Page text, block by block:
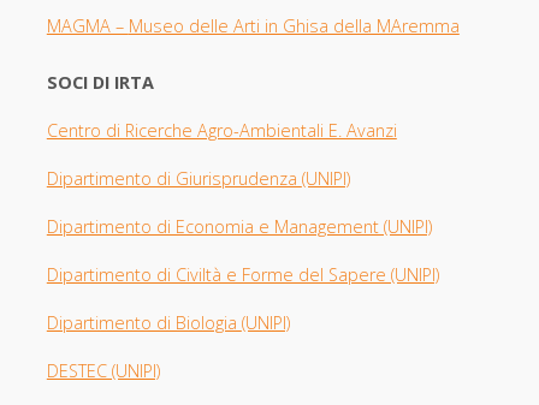
MAGMA – Museo delle Arti in Ghisa della MAremma
SOCI DI IRTA
Centro di Ricerche Agro-Ambientali E. Avanzi
Dipartimento di Giurisprudenza (UNIPI​)
Dipartimento di Economia e Management (UNIPI)
Dipartimento di Civiltà e Forme del Sapere (UNIPI)
Dipartimento di Biologia (UNIPI)
DESTEC (UNIPI)